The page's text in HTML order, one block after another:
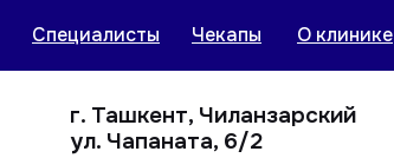
Специалисты Чекапы О клинике
г. Ташкент, Чиланзарский
ул. Чапаната, 6/2